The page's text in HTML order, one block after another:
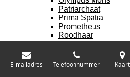
Patriarchaat
Prima Spatia
Prometheus
Roodhaar
Segmenten
Storm
E-mailadres Telefoonnummer Kaart